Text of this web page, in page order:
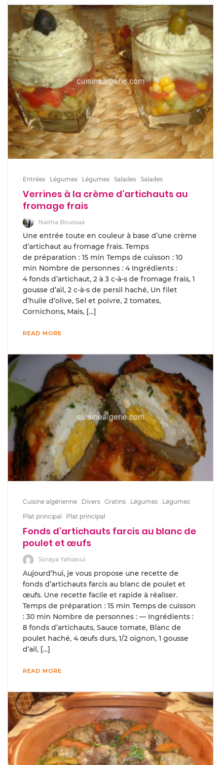
Entrées Légumes Légumes Salades Salades
Verrines à la crème d’artichauts au
fromage frais
Naima Boussaa
Une entrée toute en couleur à base d’une crème
d’artichaut au fromage frais. Temps
de préparation : 15 min Temps de cuisson : 10
min Nombre de personnes : 4 Ingrédients :
4 fonds d’artichaut, 2 à 3 c-à-s de fromage frais, 1
gousse d’ail, 2 c-à-s de persil haché, Un filet
d’huile d’olive, Sel et poivre, 2 tomates,
Cornichons, Mais, […]
READ MORE
Cuisine algérienne Divers Gratins Légumes
Légumes
Plat principal
Plat principal
Fonds d’artichauts farcis au blanc de
poulet et œufs
Soraya Yahiaoui
Aujourd’hui, je vous propose une recette de
fonds d’artichauts farcis au blanc de poulet et
œufs. Une recette facile et rapide à réaliser.
Temps de préparation : 15 min Temps de cuisson
: 30 min Nombre de personnes : — Ingrédients :
8 fonds d’artichauts, Sauce tomate, Blanc de
poulet haché, 4 œufs durs, 1/2 oignon, 1 gousse
d’ail, […]
READ MORE